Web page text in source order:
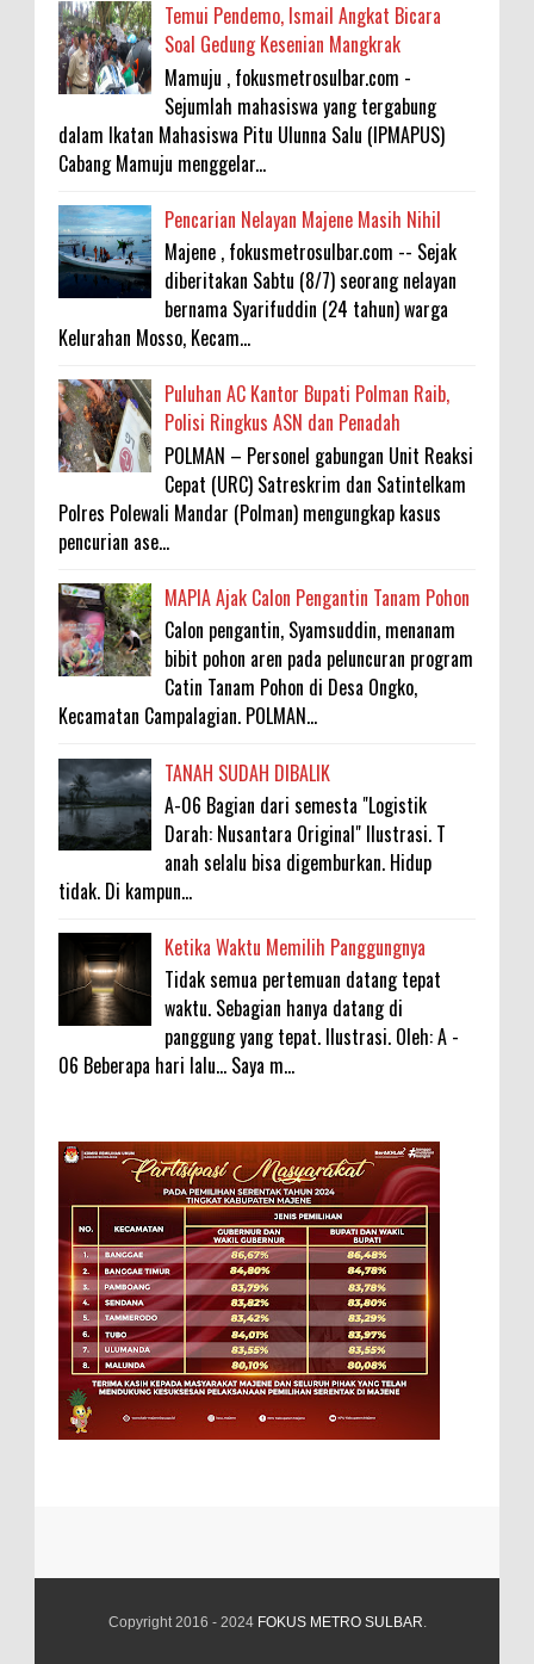
Temui Pendemo, Ismail Angkat Bicara
Soal Gedung Kesenian Mangkrak
Mamuju , fokusmetrosulbar.com -
Sejumlah mahasiswa yang tergabung
dalam Ikatan Mahasiswa Pitu Ulunna Salu (IPMAPUS)
Cabang Mamuju menggelar...
Pencarian Nelayan Majene Masih Nihil
Majene , fokusmetrosulbar.com -- Sejak
diberitakan Sabtu (8/7) seorang nelayan
bernama Syarifuddin (24 tahun) warga
Kelurahan Mosso, Kecam...
Puluhan AC Kantor Bupati Polman Raib,
Polisi Ringkus ASN dan Penadah
POLMAN – Personel gabungan Unit Reaksi
Cepat (URC) Satreskrim dan Satintelkam
Polres Polewali Mandar (Polman) mengungkap kasus
pencurian ase...
MAPIA Ajak Calon Pengantin Tanam Pohon
Calon pengantin, Syamsuddin, menanam
bibit pohon aren pada peluncuran program
Catin Tanam Pohon di Desa Ongko,
Kecamatan Campalagian. POLMAN...
TANAH SUDAH DIBALIK
A-06 Bagian dari semesta "Logistik
Darah: Nusantara Original" Ilustrasi. T
anah selalu bisa digemburkan. Hidup
tidak. Di kampun...
Ketika Waktu Memilih Panggungnya
Tidak semua pertemuan datang tepat
waktu. Sebagian hanya datang di
panggung yang tepat. Ilustrasi. Oleh: A -
06 Beberapa hari lalu... Saya m...
Copyright 2016 - 2024 FOKUS METRO SULBAR